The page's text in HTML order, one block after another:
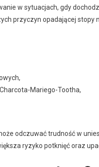
w sytuacjach, gdy
przyczyn opadającej stopy
Mariego-Tootha,
odczuwać trudność w
ryzyko potknięć oraz